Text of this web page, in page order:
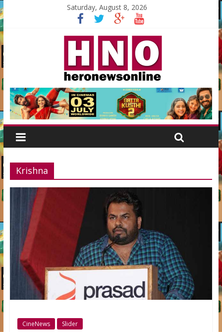
Saturday, August 8, 2026
Krishna
CineNews Slider